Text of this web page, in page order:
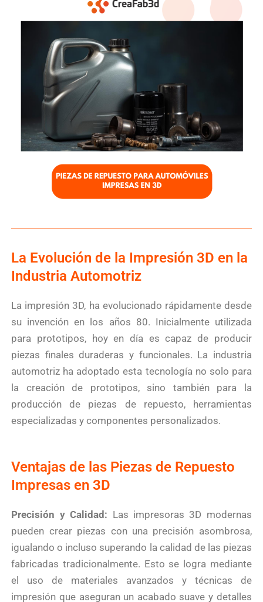
La Evolución de la Impresión 3D en la
Industria Automotriz
La impresión 3D, ha evolucionado rápidamente desde
su invención en los años 80. Inicialmente utilizada
para prototipos, hoy en día es capaz de producir
piezas finales duraderas y funcionales. La industria
automotriz ha adoptado esta tecnología no solo para
la creación de prototipos, sino también para la
producción de piezas de repuesto, herramientas
especializadas y componentes personalizados.
Ventajas de las Piezas de Repuesto
Impresas en 3D
Precisión y Calidad: Las impresoras 3D modernas
pueden crear piezas con una precisión asombrosa,
igualando o incluso superando la calidad de las piezas
fabricadas tradicionalmente. Esto se logra mediante
el uso de materiales avanzados y técnicas de
impresión que aseguran un acabado suave y detalles